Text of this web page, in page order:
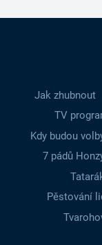
Jak zhubnout
TV
Kdy budou
7 pádů
Pěstování